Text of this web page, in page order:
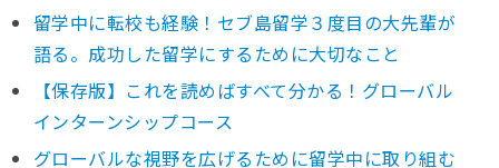
留学中に転校も経験！セブ島留学３度目の大先輩が
語る。成功した留学にするために大切なこと
【保存版】これを読めばすべて分かる！グローバル
インターンシップコース
グローバルな視野を広げるために留学中に取り組む